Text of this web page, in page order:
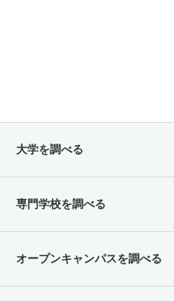
大学を調べる
専門学校を調べる
オープンキャンパスを調べる